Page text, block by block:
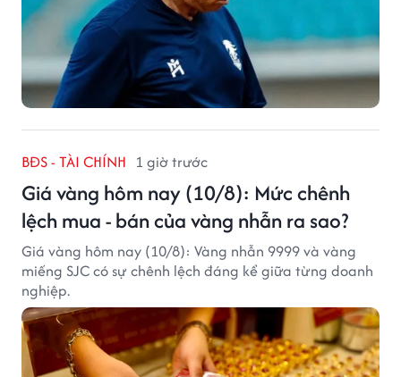
BĐS - TÀI CHÍNH 1 giờ trước
Giá vàng hôm nay (10/8): Mức chênh
lệch mua - bán của vàng nhẫn ra sao?
Giá vàng hôm nay (10/8): Vàng nhẫn 9999 và vàng
miếng SJC có sự chênh lệch đáng kể giữa từng doanh
nghiệp.